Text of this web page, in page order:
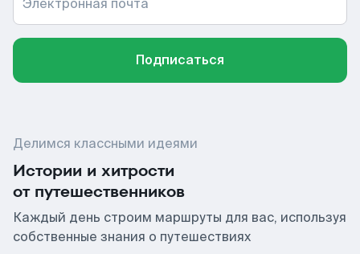
Электронная почта
Подписаться
Делимся классными идеями
Истории и хитрости
от путешественников
Каждый день строим маршруты для вас, используя
собственные знания о путешествиях